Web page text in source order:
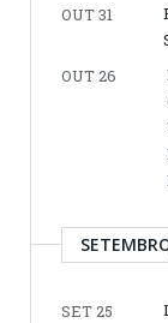
OUT 31
OUT 26
SET 25